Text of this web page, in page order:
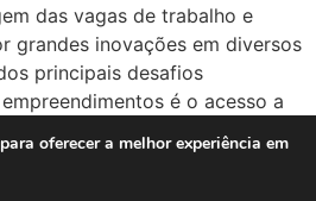
das vagas de trabalho e
grandes inovações em diversos
principais desafios
é o acesso a
e até mesmo a […]
oferecer a melhor experiência em